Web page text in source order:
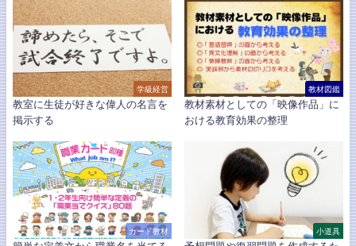
学級経営
教室に生徒が好きな偉人の名言を
掲示する
教材図鑑
教材素材としての「映像作品」に
おける教育効果の整理
カード教材 小道具